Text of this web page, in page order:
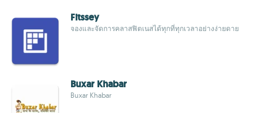
Fitssey
จองและจัดการคลาสฟิตเนสได้ทุกที่ทุกเวลาอย่างง่ายดาย
Buxar Khabar
Buxar Khabar